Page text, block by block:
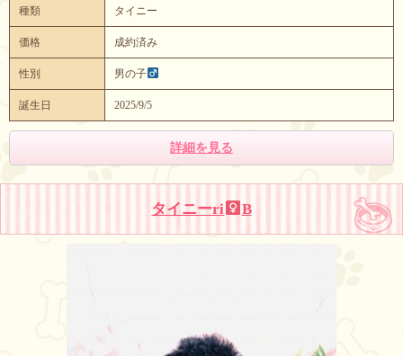
種類 タイニー
価格 成約済み
性別 男の子
誕生日 2025/9/5
詳細を見る
タイニーri B